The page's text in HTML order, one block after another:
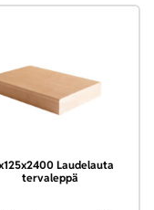
Laudelauta
tervaleppä